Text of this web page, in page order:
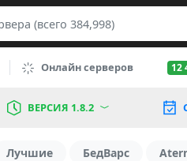
Онлайн серверов 12
ВЕРСИЯ 1.8.2
Лучшие БедВарс